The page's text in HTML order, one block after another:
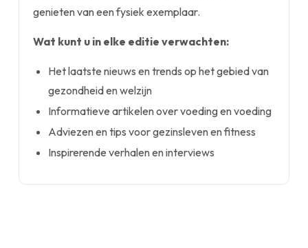
genieten van een fysiek exemplaar.
Wat kunt u in elke editie verwachten:
Het laatste nieuws en trends op het gebied van
gezondheid en welzijn
Informatieve artikelen over voeding en voeding
Adviezen en tips voor gezinsleven en fitness
Inspirerende verhalen en interviews